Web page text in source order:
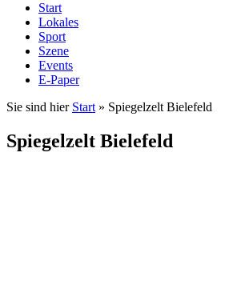
Start
Lokales
Sport
Szene
Events
E-Paper
Sie sind hier Start » Spiegelzelt Bielefeld
Spiegelzelt Bielefeld